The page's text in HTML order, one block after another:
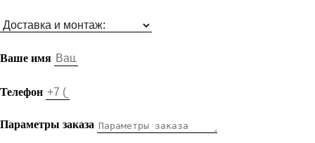
Ваше имя
Телефон
Параметры заказа